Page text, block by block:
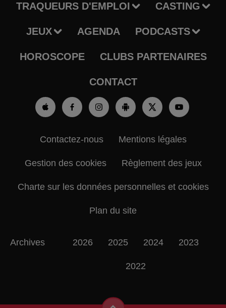
TRAQUEURS D'EMPLOI CASTING
JEUX AGENDA PODCASTS
HOROSCOPE CLUBS PARTENAIRES
CONTACT
Contactez-nous Mentions légales
Gestion des cookies Règlement des jeux
Charte sur les données personnelles et cookies
Plan du site
Archives 2026 2025 2024 2023
2022